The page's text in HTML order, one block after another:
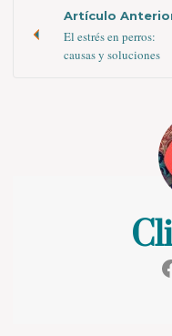
Artículo
El estrés en perros:
causas y soluciones